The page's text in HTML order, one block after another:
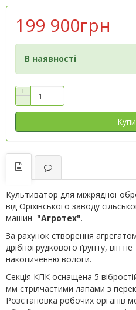
199 900грн
В наявності
+
−
Культиватор для міжрядної
від Оріхівського заводу
машин "Агротех".
За рахунок створення
дрібногрудкового ґрунту, він
накопиченню вологи.
Секція КПК оснащена 5
мм стрілчастими лапами з
Розстановка робочих органів